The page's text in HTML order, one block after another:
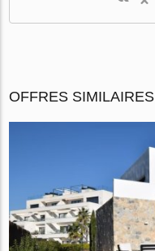
OFFRES SIMILAIRES